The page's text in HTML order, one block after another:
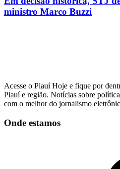
ministro Marco Buzzi
Acesse o Piauí Hoje e fique por
Piauí e região. Notícias sobre
com o melhor do jornalismo
Onde estamos